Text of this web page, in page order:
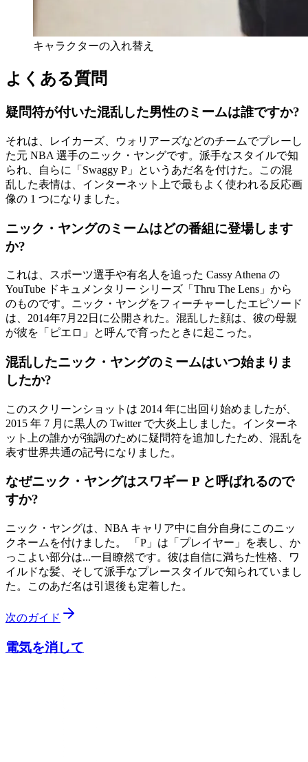
キャラクターの入れ替え
よくある質問
疑問符が付いた混乱した男性のミームは誰ですか?
それは、レイカーズ、ウォリアーズなどのチームでプレーし
た元 NBA 選手のニック・ヤングです。派手なスタイルで知
られ、自らに「Swaggy P」というあだ名を付けた。この混
乱した表情は、インターネット上で最もよく使われる反応画
像の 1 つになりました。
ニック・ヤングのミームはどの番組に登場します
か?
これは、スポーツ選手や有名人を追った Cassy Athena の
YouTube ドキュメンタリー シリーズ「Thru The Lens」から
のものです。ニック・ヤングをフィーチャーしたエピソード
は、2014年7月22日に公開された。混乱した顔は、彼の母親
が彼を「ピエロ」と呼んで育ったときに起こった。
混乱したニック・ヤングのミームはいつ始まりま
したか?
このスクリーンショットは 2014 年に出回り始めましたが、
2015 年 7 月に黒人の Twitter で大炎上しました。インターネ
ット上の誰かが強調のために疑問符を追加したため、混乱を
表す世界共通の記号になりました。
なぜニック・ヤングはスワギー P と呼ばれるので
すか?
ニック・ヤングは、NBA キャリア中に自分自身にこのニッ
クネームを付けました。 「P」は「プレイヤー」を表し、か
っこよい部分は...一目瞭然です。彼は自信に満ちた性格、ワ
イルドな髪、そして派手なプレースタイルで知られていまし
た。このあだ名は引退後も定着した。
次のガイド
電気を消して